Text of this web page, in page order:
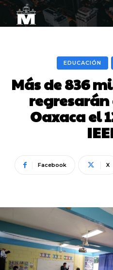
EDUCACIÓN
Más de 836
regresarán
Oaxaca el
Facebook X